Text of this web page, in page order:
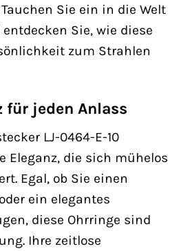
Sie ein in die Welt
Sie, wie diese
zum Strahlen
für jeden Anlass
LJ-0464-E-10
Eleganz, die sich mühelos
Egal, ob Sie einen
ein elegantes
diese Ohrringe sind
Ihre zeitlose